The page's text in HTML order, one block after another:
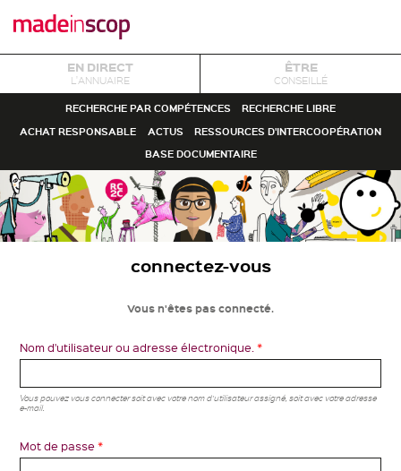
EN DIRECT
L'ANNUAIRE
ÊTRE
CONSEILLÉ
RECHERCHE PAR COMPÉTENCES
RECHERCHE LIBRE
ACHAT RESPONSABLE
ACTUS
RESSOURCES D'INTERCOOPÉRATION
BASE DOCUMENTAIRE
connectez-vous
Vous n'êtes pas connecté.
Nom d'utilisateur ou adresse électronique.*
Vous pouvez vous connecter soit avec votre nom d'utilisateur assigné, soit avec votre adresse
e-mail.
Mot de passe*